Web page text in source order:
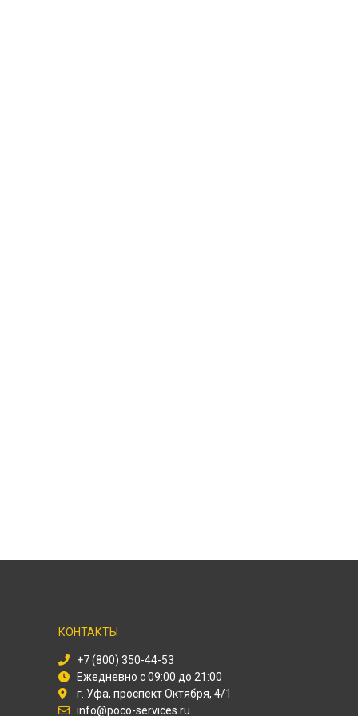
КОНТАКТЫ
+7 (800) 350-44-53
Ежедневно с 09:00 до 21:00
г. Уфа, проспект Октября, 4/1
info@poco-services.ru